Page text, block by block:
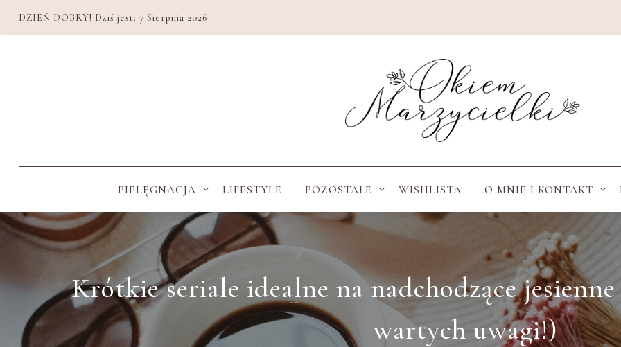
DZIEŃ DOBRY! Dziś jest: 7 Sierpnia 2026
PIELĘGNACJA LIFESTYLE POZOSTAŁE WISHLISTA O MNIE I KONTAKT
Krótkie seriale idealne na nadchodzące
wartych uwagi!)